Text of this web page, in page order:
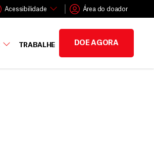
Acessibilidade Área do doador
TRABALHE DOE AGORA